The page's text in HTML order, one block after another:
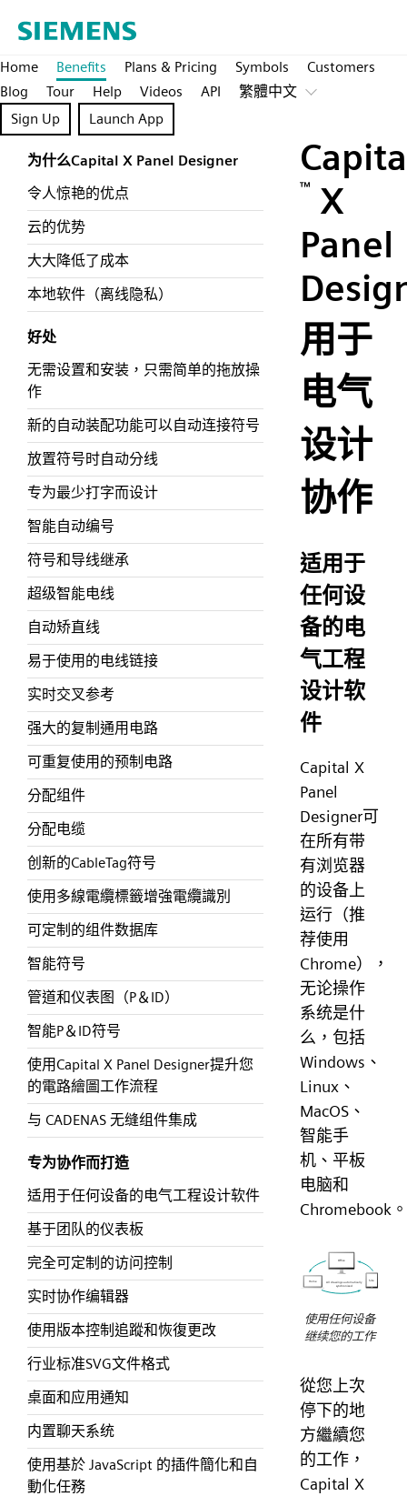
Home Benefits Plans & Pricing Symbols
Customers
Blog
Tour Help Videos API
繁體中文
Sign Up
Launch App
为什么Capital X Panel Designer
令人惊艳的优点
云的优势
大大降低了成本
本地软件（离线隐私）
好处
无需设置和安装，只需简单的拖放操
作
新的自动装配功能可以自动连接符号
放置符号时自动分线
专为最少打字而设计
智能自动编号
符号和导线继承
超级智能电线
自动矫直线
易于使用的电线链接
实时交叉参考
强大的复制通用电路
可重复使用的预制电路
分配组件
分配电缆
创新的CableTag符号
使用多線電纜標籤增強電纜識別
可定制的组件数据库
智能符号
管道和仪表图（P＆ID）
智能P＆ID符号
使用Capital X Panel Designer提升您
的電路繪圖工作流程
与 CADENAS 无缝组件集成
专为协作而打造
适用于任何设备的电气工程设计软件
基于团队的仪表板
完全可定制的访问控制
实时协作编辑器
使用版本控制追蹤和恢復更改
行业标准SVG文件格式
桌面和应用通知
内置聊天系统
使用基於 JavaScript 的插件簡化和自
動化任務
™
X
Panel
用于
电气
设计
协作
适用于
任何设
备的电
气工程
设计软
件
Capital X
Panel
Designer可
在所有带
有浏览器
的设备上
运行（推
荐使用
Chrome），
无论操作
系统是什
么，包括
Windows、
Linux、
MacOS、
智能手
机、平板
电脑和
Chromebook。
使用任何设备
继续您的工作
從您上次
停下的地
方繼續您
的工作，
Capital X